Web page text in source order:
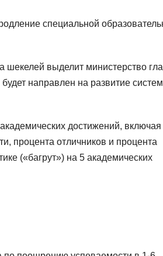
специальной
выделит министерство
направлен на развитие
достижений, включая
процента отличников и процента
(«багрут») на 5 академических